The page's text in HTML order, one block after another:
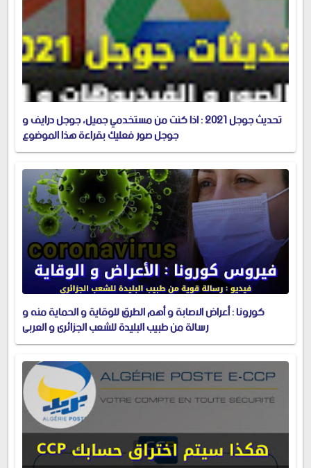
تحديث جوجل 2021 : اذا كنت من مستخدمي جميل، جوجل درايف و
جوجل صور فعليك بقراءة هذا الموضوع
كورونا : أعراض الاصابة و أهم الطرق للوقاية و الحماية منه و
رسالة من طبيب البليدة للشعب الجزائري و العربي